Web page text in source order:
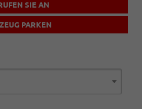
SIE AN
PARKEN